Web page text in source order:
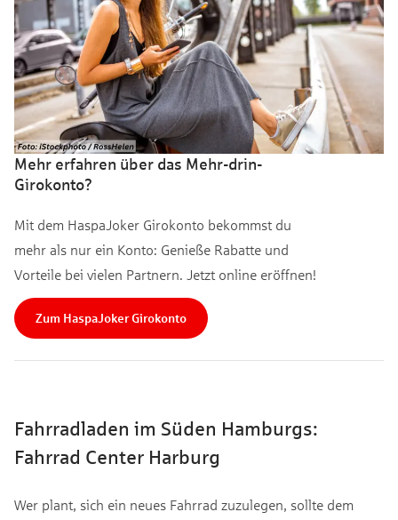
Mehr erfahren über das Mehr-drin-
Girokonto?
Mit dem HaspaJoker Girokonto bekommst du
mehr als nur ein Konto: Genieße Rabatte und
Vorteile bei vielen Partnern. Jetzt online eröffnen!
Zum HaspaJoker Girokonto
Fahrradladen im Süden Hamburgs:
Fahrrad Center Harburg
Wer plant, sich ein neues Fahrrad zuzulegen, sollte dem